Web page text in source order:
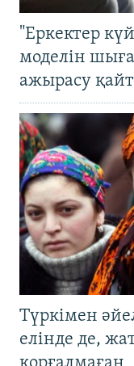
"Еркектер
моделін
ажырасу
Түркімен
елінде де,